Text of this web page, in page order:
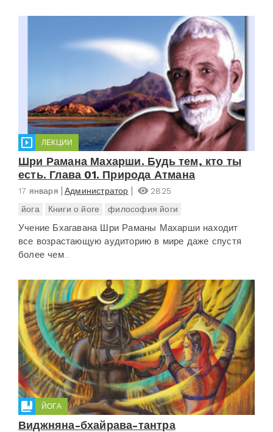
ЛЕКЦИИ
Шри Рамана Махарши. Будь тем, кто ты
есть. Глава 01. Природа Атмана
17 января Администратор
2825
йога
Книги о йоге философия йоги
Учение Бхагавана Шри Раманы Махарши находит
все возрастающую аудиторию в мире даже спустя
более чем...
ЙОГА
Виджняна-бхайрава-тантра